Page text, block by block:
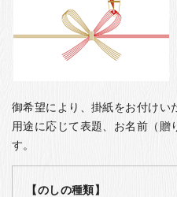
御希望により、掛紙をお付けい
用途に応じて表題、お名前（贈
す。
【のしの種類】